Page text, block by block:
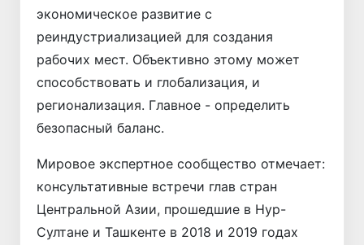
экономическое развитие с
реиндустриализацией для создания
рабочих мест. Объективно этому может
способствовать и глобализация, и
регионализация. Главное - определить
безопасный баланс.
Мировое экспертное сообщество отмечает:
консультативные встречи глав стран
Центральной Азии, прошедшие в Нур-
Султане и Ташкенте в 2018 и 2019 годах